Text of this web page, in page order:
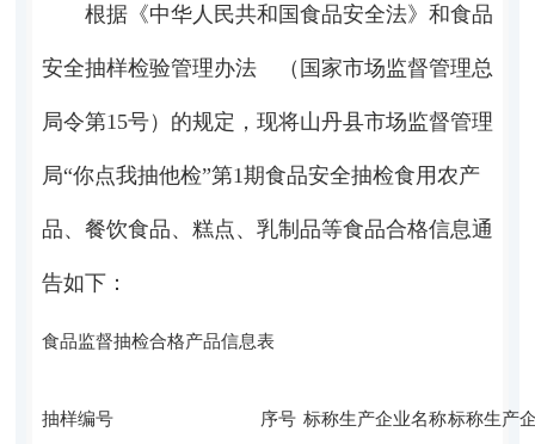
根据《中华人民共和国食品安全法》和食品
安全抽样检验管理办法 （国家市场监督管理总
局令第15号）的规定，现将山丹县市场监督管理
局“你点我抽他检”第1期食品安全抽检食用农产
品、餐饮食品、糕点、乳制品等食品合格信息通
告如下：
食品监督抽检合格产品信息表
抽样编号 序号 标称生产企业名称标称生产